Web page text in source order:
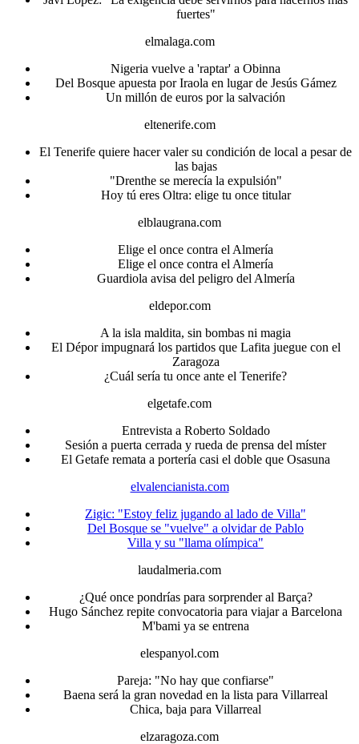
fuertes"
elmalaga.com
Nigeria vuelve a 'raptar' a Obinna
Del Bosque apuesta por Iraola en lugar de Jesús Gámez
Un millón de euros por la salvación
eltenerife.com
El Tenerife quiere hacer valer su condición de local a pesar de
las bajas
"Drenthe se merecía la expulsión"
Hoy tú eres Oltra: elige tu once titular
elblaugrana.com
Elige el once contra el Almería
Elige el once contra el Almería
Guardiola avisa del peligro del Almería
eldepor.com
A la isla maldita, sin bombas ni magia
El Dépor impugnará los partidos que Lafita juegue con el
Zaragoza
¿Cuál sería tu once ante el Tenerife?
elgetafe.com
Entrevista a Roberto Soldado
Sesión a puerta cerrada y rueda de prensa del míster
El Getafe remata a portería casi el doble que Osasuna
elvalencianista.com
Zigic: "Estoy feliz jugando al lado de Villa"
Del Bosque se "vuelve" a olvidar de Pablo
Villa y su "llama olímpica"
laudalmeria.com
¿Qué once pondrías para sorprender al Barça?
Hugo Sánchez repite convocatoria para viajar a Barcelona
M'bami ya se entrena
elespanyol.com
Pareja: "No hay que confiarse"
Baena será la gran novedad en la lista para Villarreal
Chica, baja para Villarreal
elzaragoza.com